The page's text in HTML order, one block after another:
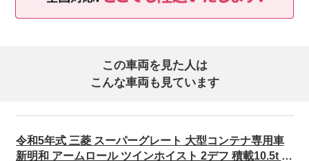
この車両を見た人は
こんな車両も見ています
令和5年式 三菱 スーパーグレート 大型コンテナ専用車
新明和 アームロール ツインホイスト 2デフ 積載10.5t ハ